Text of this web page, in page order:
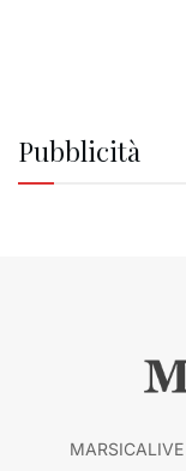
Pubblicità